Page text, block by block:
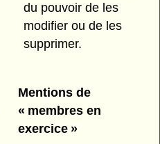
du pouvoir de les
modifier ou de les
supprimer.
Mentions de
« membres en
exercice »